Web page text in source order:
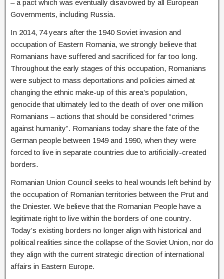
– a pact which was eventually disavowed by all European
Governments, including Russia.
In 2014, 74 years after the 1940 Soviet invasion and
occupation of Eastern Romania, we strongly believe that
Romanians have suffered and sacrificed for far too long.
Throughout the early stages of this occupation, Romanians
were subject to mass deportations and policies aimed at
changing the ethnic make-up of this area’s population,
genocide that ultimately led to the death of over one million
Romanians – actions that should be considered “crimes
against humanity”. Romanians today share the fate of the
German people between 1949 and 1990, when they were
forced to live in separate countries due to artificially-created
borders.
Romanian Union Council seeks to heal wounds left behind by
the occupation of Romanian territories between the Prut and
the Dniester. We believe that the Romanian People have a
legitimate right to live within the borders of one country.
Today’s existing borders no longer align with historical and
political realities since the collapse of the Soviet Union, nor do
they align with the current strategic direction of international
affairs in Eastern Europe.